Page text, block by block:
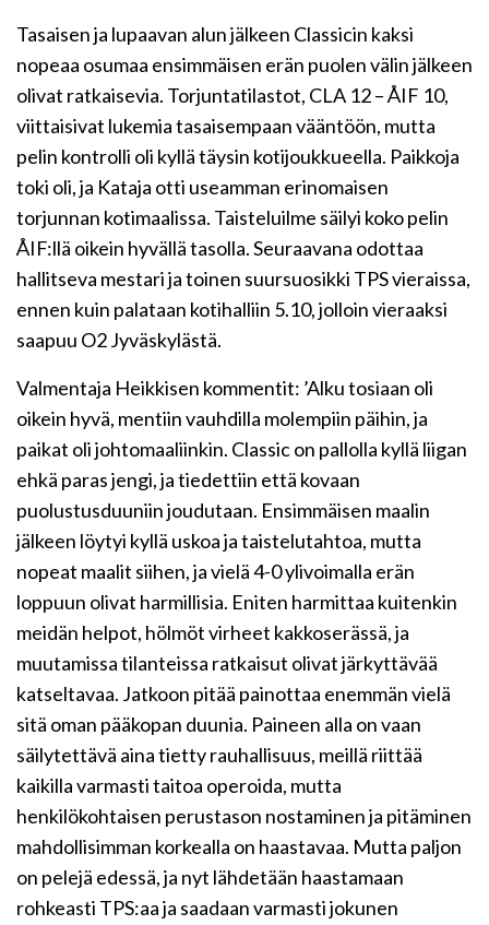
Tasaisen ja lupaavan alun jälkeen Classicin kaksi
nopeaa osumaa ensimmäisen erän puolen välin jälkeen
olivat ratkaisevia. Torjuntatilastot, CLA 12 – ÅIF 10,
viittaisivat lukemia tasaisempaan vääntöön, mutta
pelin kontrolli oli kyllä täysin kotijoukkueella. Paikkoja
toki oli, ja Kataja otti useamman erinomaisen
torjunnan kotimaalissa. Taisteluilme säilyi koko pelin
ÅIF:llä oikein hyvällä tasolla. Seuraavana odottaa
hallitseva mestari ja toinen suursuosikki TPS vieraissa,
ennen kuin palataan kotihalliin 5.10, jolloin vieraaksi
saapuu O2 Jyväskylästä.
Valmentaja Heikkisen kommentit: ’Alku tosiaan oli
oikein hyvä, mentiin vauhdilla molempiin päihin, ja
paikat oli johtomaaliinkin. Classic on pallolla kyllä liigan
ehkä paras jengi, ja tiedettiin että kovaan
puolustusduuniin joudutaan. Ensimmäisen maalin
jälkeen löytyi kyllä uskoa ja taistelutahtoa, mutta
nopeat maalit siihen, ja vielä 4-0 ylivoimalla erän
loppuun olivat harmillisia. Eniten harmittaa kuitenkin
meidän helpot, hölmöt virheet kakkoserässä, ja
muutamissa tilanteissa ratkaisut olivat järkyttävää
katseltavaa. Jatkoon pitää painottaa enemmän vielä
sitä oman pääkopan duunia. Paineen alla on vaan
säilytettävä aina tietty rauhallisuus, meillä riittää
kaikilla varmasti taitoa operoida, mutta
henkilökohtaisen perustason nostaminen ja pitäminen
mahdollisimman korkealla on haastavaa. Mutta paljon
on pelejä edessä, ja nyt lähdetään haastamaan
rohkeasti TPS:aa ja saadaan varmasti jokunen